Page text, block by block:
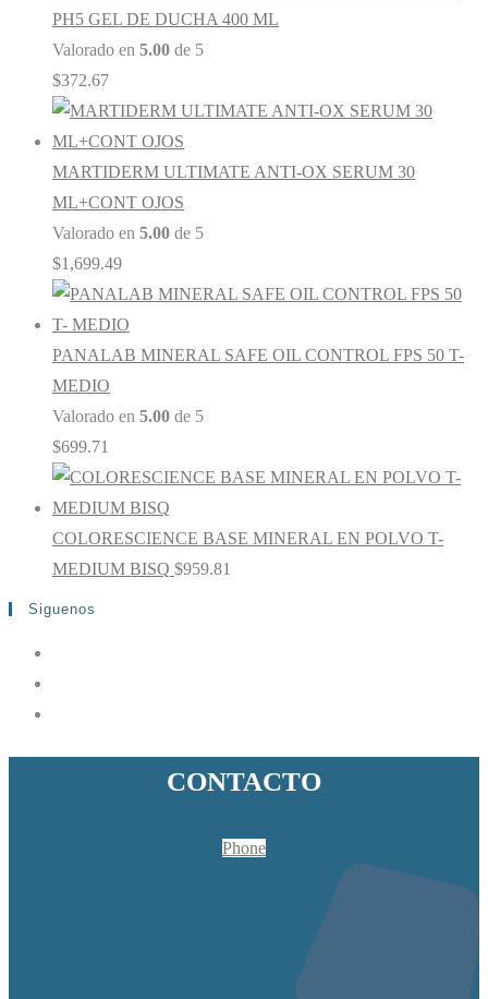
PH5 GEL DE DUCHA 400 ML
Valorado en 5.00 de 5
$372.67
MARTIDERM ULTIMATE ANTI-OX SERUM 30
ML+CONT OJOS
Valorado en 5.00 de 5
$1,699.49
PANALAB MINERAL SAFE OIL CONTROL FPS 50 T-
MEDIO
Valorado en 5.00 de 5
$699.71
COLORESCIENCE BASE MINERAL EN POLVO T-
MEDIUM BISQ $959.81
Siguenos
CONTACTO
Phone